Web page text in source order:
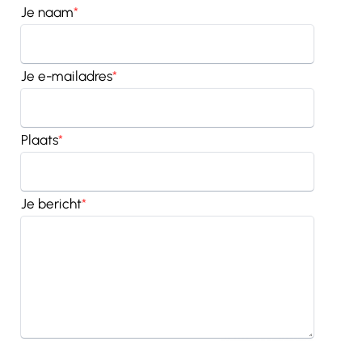
Je naam*
Je e-mailadres*
Plaats*
Je bericht*